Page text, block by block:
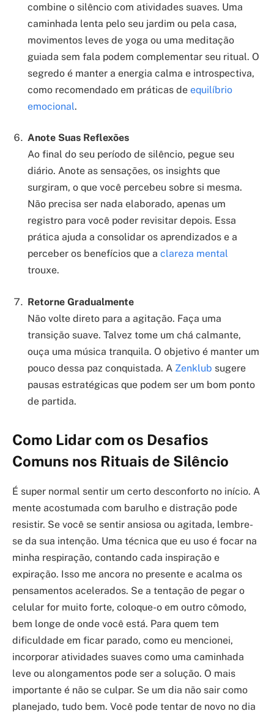
combine o silêncio com atividades suaves. Uma
caminhada lenta pelo seu jardim ou pela casa,
movimentos leves de yoga ou uma meditação
guiada sem fala podem complementar seu ritual. O
segredo é manter a energia calma e introspectiva,
como recomendado em práticas de equilíbrio
emocional.
Anote Suas Reflexões
Ao final do seu período de silêncio, pegue seu
diário. Anote as sensações, os insights que
surgiram, o que você percebeu sobre si mesma.
Não precisa ser nada elaborado, apenas um
registro para você poder revisitar depois. Essa
prática ajuda a consolidar os aprendizados e a
perceber os benefícios que a clareza mental
trouxe.
Retorne Gradualmente
Não volte direto para a agitação. Faça uma
transição suave. Talvez tome um chá calmante,
ouça uma música tranquila. O objetivo é manter um
pouco dessa paz conquistada. A Zenklub sugere
pausas estratégicas que podem ser um bom ponto
de partida.
Como Lidar com os Desafios
Comuns nos Rituais de Silêncio
É super normal sentir um certo desconforto no início. A
mente acostumada com barulho e distração pode
resistir. Se você se sentir ansiosa ou agitada, lembre-
se da sua intenção. Uma técnica que eu uso é focar na
minha respiração, contando cada inspiração e
expiração. Isso me ancora no presente e acalma os
pensamentos acelerados. Se a tentação de pegar o
celular for muito forte, coloque-o em outro cômodo,
bem longe de onde você está. Para quem tem
dificuldade em ficar parado, como eu mencionei,
incorporar atividades suaves como uma caminhada
leve ou alongamentos pode ser a solução. O mais
importante é não se culpar. Se um dia não sair como
planejado, tudo bem. Você pode tentar de novo no dia